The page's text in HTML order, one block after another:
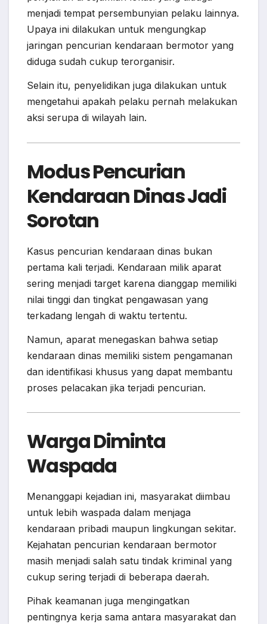
menjadi tempat persembunyian pelaku lainnya.
Upaya ini dilakukan untuk mengungkap
jaringan pencurian kendaraan bermotor yang
diduga sudah cukup terorganisir.
Selain itu, penyelidikan juga dilakukan untuk
mengetahui apakah pelaku pernah melakukan
aksi serupa di wilayah lain.
Modus Pencurian
Kendaraan Dinas Jadi
Sorotan
Kasus pencurian kendaraan dinas bukan
pertama kali terjadi. Kendaraan milik aparat
sering menjadi target karena dianggap memiliki
nilai tinggi dan tingkat pengawasan yang
terkadang lengah di waktu tertentu.
Namun, aparat menegaskan bahwa setiap
kendaraan dinas memiliki sistem pengamanan
dan identifikasi khusus yang dapat membantu
proses pelacakan jika terjadi pencurian.
Warga Diminta
Waspada
Menanggapi kejadian ini, masyarakat diimbau
untuk lebih waspada dalam menjaga
kendaraan pribadi maupun lingkungan sekitar.
Kejahatan pencurian kendaraan bermotor
masih menjadi salah satu tindak kriminal yang
cukup sering terjadi di beberapa daerah.
Pihak keamanan juga mengingatkan
pentingnya kerja sama antara masyarakat dan